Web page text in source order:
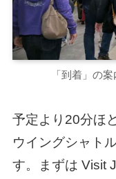
「到着」の
予定より20分ほ
ウイングシャト
す。まずは Visit